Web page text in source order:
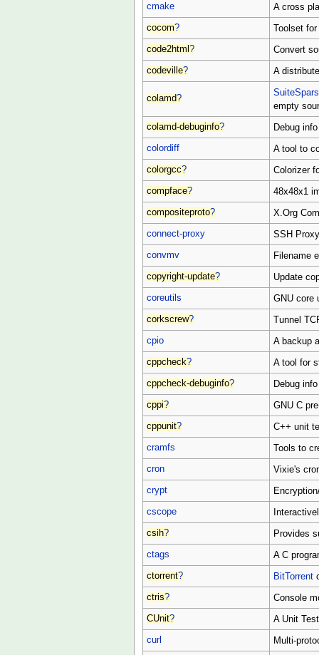
cmake A cross
cocom? Toolset
code2html? Convert
codeville? A
colamd?
empty
colamd-debuginfo? Debug
colordiff A tool to
colorgcc? Colorizer
compface? 48x48x1
compositeproto? X.Org
connect-proxy SSH
convmv Filename
copyright-update? Update
coreutils GNU core
corkscrew? Tunnel
cpio A backup
cppcheck? A tool for
cppcheck-debuginfo? Debug
cppi? GNU C
cppunit? C++ unit
cramfs Tools to
cron Vixie's
crypt
cscope
csih? Provides
ctags A C
ctorrent? BitTorrent
ctris? Console
CUnit? A Unit
curl Multi-